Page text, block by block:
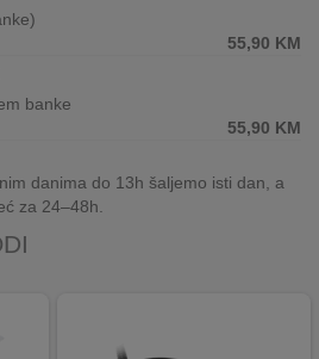
55,90 KM
banke
55,90 KM
danima do 13h šaljemo isti dan, a
za 24–48h.